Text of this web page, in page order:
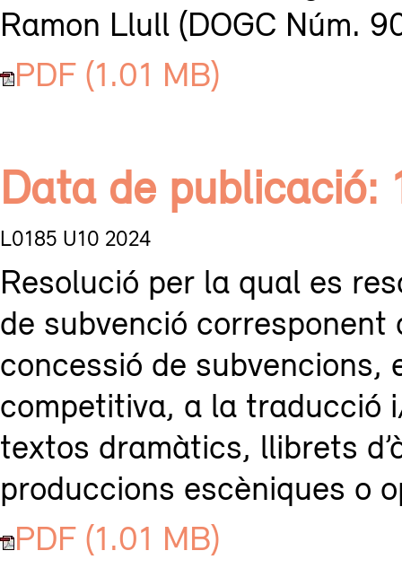
Ramon Llull (DOGC Núm.
PDF (1.01 MB)
Data de
L0185 U10 2024
Resolució per la qual es
de subvenció
concessió de subvencions,
competitiva, a la traducció
textos dramàtics, llibrets
produccions escèniques o
PDF (1.01 MB)